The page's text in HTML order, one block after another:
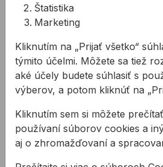
Horná fréza BOSCH
AKU/GKF18V-8, L-
Boxx
Vlajková loď medzi 18 V
Maximálny výkon a
kompatibilita
príslušenstva so
špičkovými ...
382,53 €
248,64 € /ks
248,64€ s DPH
Štatistika
Marketing
Kliknutím na „Prijať všetko“
týmito účelmi. Môžete sa tiež
aké účely budete súhlasiť s
výberov, a potom kliknúť na
Kliknutím sem si môžete
používaní súborov cookies a
aj o zhromažďovaní a